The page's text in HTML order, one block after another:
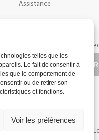
telles que les
Le fait de consentir à
que le comportement de
ou de retirer son
et fonctions.
Voir les préférences
Assistance
à propos de notre